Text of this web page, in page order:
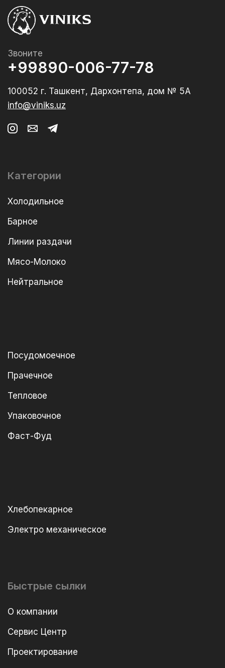
Звоните
+99890-006-77-78
100052 г. Ташкент, Дархонтепа, дом № 5А
info@viniks.uz
Категории
Холодильное
Барное
Линии раздачи
Мясо-Молоко
Нейтральное
Посудомоечное
Прачечное
Тепловое
Упаковочное
Фаст-Фуд
Хлебопекарное
Электро механическое
Быстрые сылки
О компании
Сервис Центр
Проектирование